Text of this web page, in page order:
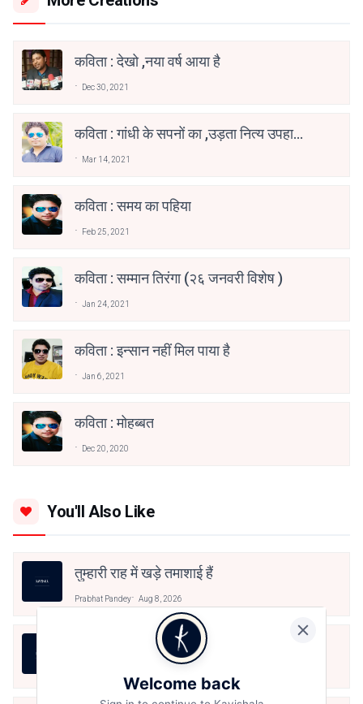
कविता : देखो ,नया वर्ष आया है
Dec 30, 2021
कविता : गांधी के सपनों का ,उड़ता नित्य उपहास
Mar 14, 2021
कविता : समय का पहिया
Feb 25, 2021
कविता : सम्मान तिरंगा (२६ जनवरी विशेष )
Jan 24, 2021
कविता : इन्सान नहीं मिल पाया है
Jan 6, 2021
कविता : मोहब्बत
Dec 20, 2020
You'll Also Like
तुम्हारी राह में खड़े तमाशाई हैं
Prabhat Pandey Aug 8, 2026
तुम्हारी राह में खड़े तमाशाई हैं
Welcome back